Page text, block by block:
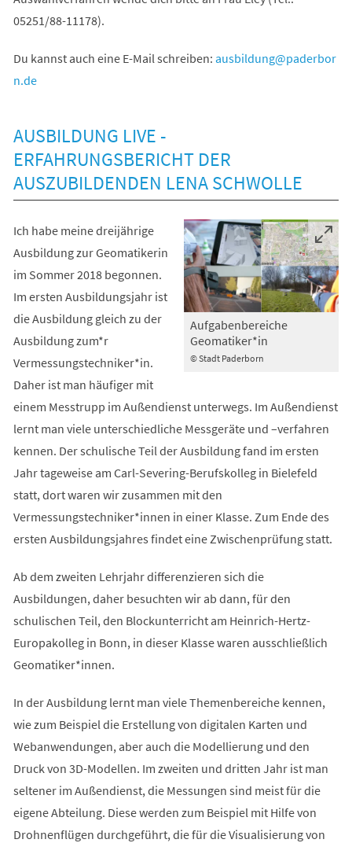
05251/88-11178).
Du kannst auch eine E-Mail schreiben: ausbildung
paderbor
n de
AUSBILDUNG LIVE -
ERFAHRUNGSBERICHT DER
AUSZUBILDENDEN LENA SCHWOLLE
© Stadt Paderborn
Aufgabenbereiche
Geomatiker*in
Ich habe meine dreijährige
Ausbildung zur Geomatikerin
im Sommer 2018 begonnen.
Im ersten Ausbildungsjahr ist
die Ausbildung gleich zu der
Ausbildung zum*r
Vermessungstechniker*in.
Daher ist man häufiger mit
einem Messtrupp im Außendienst unterwegs. Im Außendienst
lernt man viele unterschiedliche Messgeräte und –verfahren
kennen. Der schulische Teil der Ausbildung fand im ersten
Jahr tageweise am Carl-Severing-Berufskolleg in Bielefeld
statt, dort waren wir zusammen mit den
Vermessungstechniker*innen in einer Klasse. Zum Ende des
ersten Ausbildungsjahres findet eine Zwischenprüfung statt.
Ab dem zweiten Lehrjahr differenzieren sich die
Ausbildungen, daher besuchten wir ab dann, für den
schulischen Teil, den Blockunterricht am Heinrich-Hertz-
Europakolleg in Bonn, in dieser Klasse waren ausschließlich
Geomatiker*innen.
In der Ausbildung lernt man viele Themenbereiche kennen,
wie zum Beispiel die Erstellung von digitalen Karten und
Webanwendungen, aber auch die Modellierung und den
Druck von 3D-Modellen. Im zweiten und dritten Jahr ist man
seltener im Außendienst, die Messungen sind meist für die
eigene Abteilung. Diese werden zum Beispiel mit Hilfe von
Drohnenflügen durchgeführt, die für die Visualisierung von